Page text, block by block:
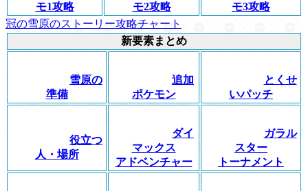
モ1攻略
モ2攻略
モ3攻略
冠の雪原のストーリー攻略チャート
新要素まとめ
雪原の
準備
追加
ポケモン
とくせ
いパッチ
役立つ
人・場所
ダイ
マックス
アドベンチャー
ガラル
スター
トーナメント